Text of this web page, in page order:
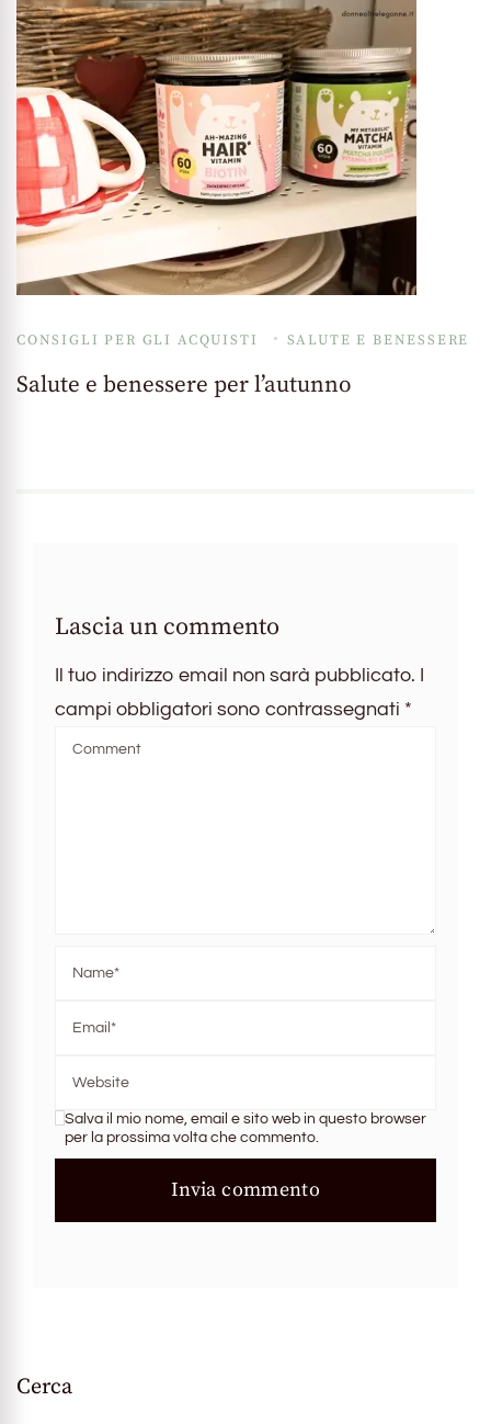
CONSIGLI PER GLI ACQUISTI SALUTE E BENESSERE
Salute e benessere per l’autunno
Lascia un commento
Il tuo indirizzo email non sarà pubblicato. I
campi obbligatori sono contrassegnati *
Salva il mio nome, email e sito web in questo browser
per la prossima volta che commento.
Cerca